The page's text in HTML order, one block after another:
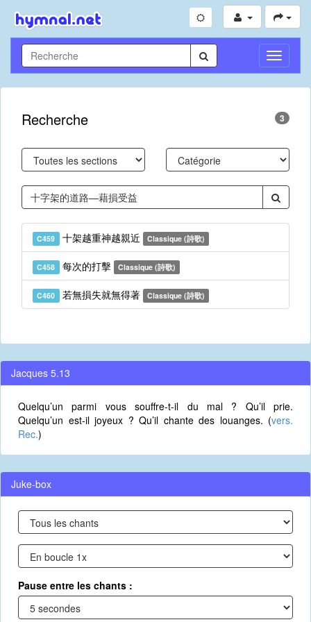
Toggle
Recherche 3
C459 十架越重神越親近 Classique (詩歌)
C458 每次的打擊 Classique (詩歌)
C460 若無損失就無得著 Classique (詩歌)
Jacques 5.13
Quelqu’un parmi vous souffre-t-il du mal ? Qu’il prie.
Quelqu’un est-il joyeux ? Qu’il chante des louanges. (vers.
Rec.)
Juke-box
Pause entre les chants :